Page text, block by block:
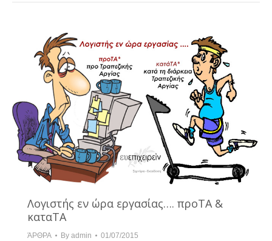
Λογιστής εν ώρα εργασίας…. προΤΑ &
καταΤΑ
ΆΡΘΡΑ By admin 01/07/2015